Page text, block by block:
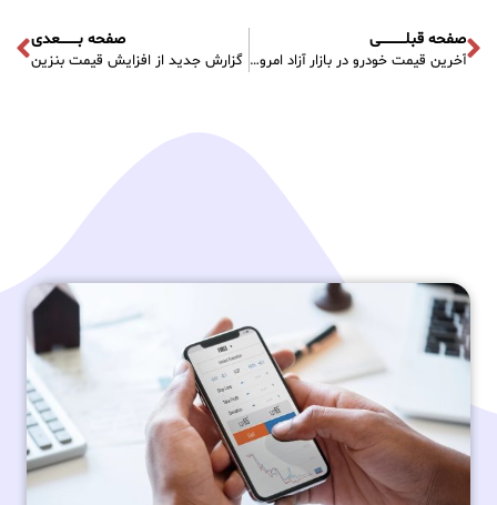
صفحه قبلـــــــــــی
آخرین قیمت‌ خودرو در بازار آزاد امروز دوشنبه – ۲۸ آذر ۱۴۰۱
صفحه بــــــــعدی
گزارش جدید از افزایش قیمت بنزین